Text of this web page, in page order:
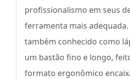
profissionalismo em seus
ferramenta mais
também conhecido como
um bastão fino e longo,
formato ergonômico